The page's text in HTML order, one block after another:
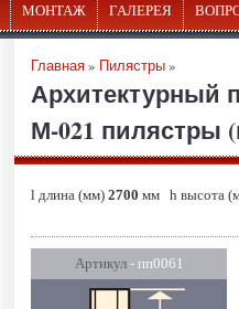
МОНТАЖ ГАЛЕРЕЯ
Главная» Пилястры»
Архитектурный
М-021 пилястры
l длина (мм) 2700 мм h высота
Артикул- пп0061